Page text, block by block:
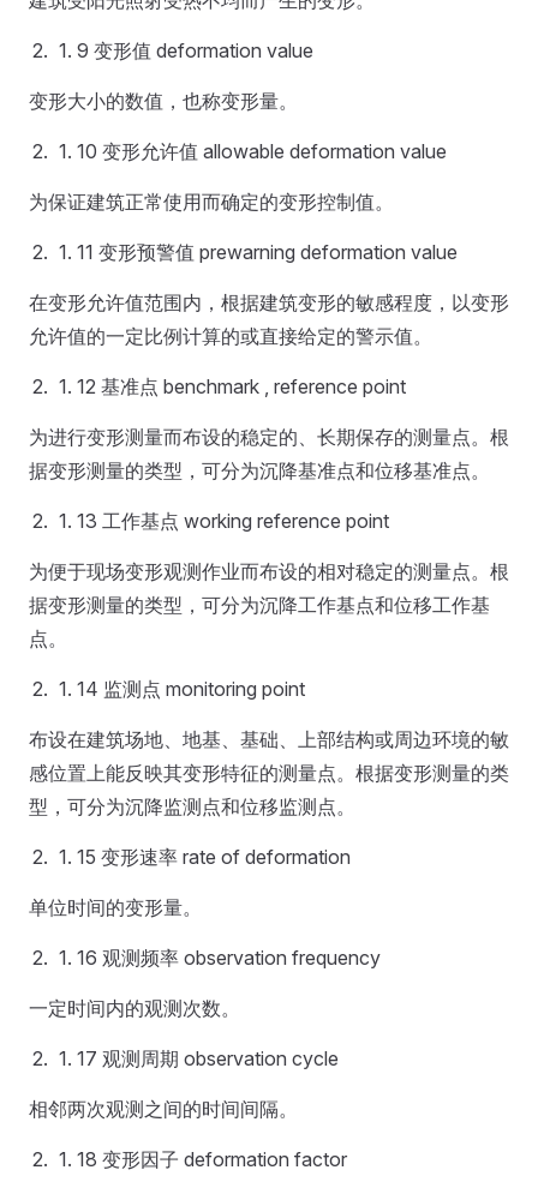
9 变形值 deformation value
变形大小的数值，也称变形量。
10 变形允许值 allowable deformation value
为保证建筑正常使用而确定的变形控制值。
11 变形预警值 prewarning deformation value
在变形允许值范围内，根据建筑变形的敏感程度，以变形
允许值的一定比例计算的或直接给定的警示值。
12 基准点 benchmark , reference point
为进行变形测量而布设的稳定的、长期保存的测量点。根
据变形测量的类型，可分为沉降基准点和位移基准点。
13 工作基点 working reference point
为便于现场变形观测作业而布设的相对稳定的测量点。根
据变形测量的类型，可分为沉降工作基点和位移工作基
点。
14 监测点 monitoring point
布设在建筑场地、地基、基础、上部结构或周边环境的敏
感位置上能反映其变形特征的测量点。根据变形测量的类
型，可分为沉降监测点和位移监测点。
15 变形速率 rate of deformation
单位时间的变形量。
16 观测频率 observation frequency
一定时间内的观测次数。
17 观测周期 observation cycle
相邻两次观测之间的时间间隔。
18 变形因子 deformation factor